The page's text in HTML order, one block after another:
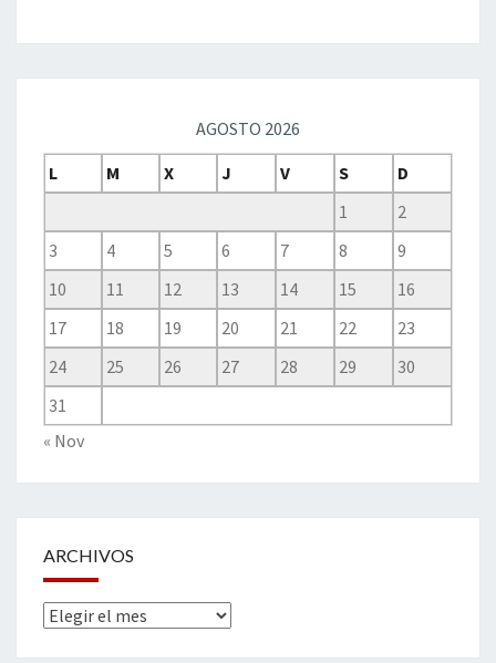
AGOSTO 2026
L
M X J V S
D
1
2
3
4 5 6 7 8
9
10
11 12 13 14 15
16
17
18 19 20 21 22
23
24
25 26 27 28 29
30
31
« Nov
ARCHIVOS
Archivos